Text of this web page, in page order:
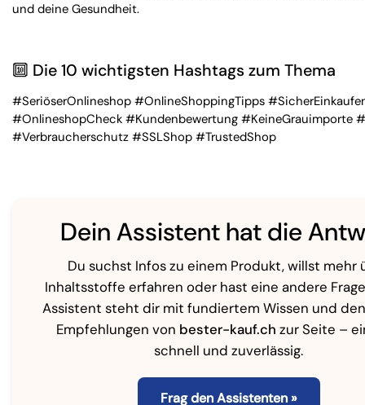
Dein Assistent hat die
Du suchst Infos zu einem Produkt, willst mehr
Inhaltsstoffe erfahren oder hast eine andere
Assistent steht dir mit fundiertem Wissen und
Empfehlungen von bester-kauf.ch zur Seite –
schnell und zuverlässig.
Frag den Assistenten »
und deine Gesundheit.
🔟 Die 10 wichtigsten Hashtags zum Thema
#SeriöserOnlineshop #OnlineShoppingTipps
#OnlineshopCheck #Kundenbewertung #KeineGrauimporte
#Verbraucherschutz #SSLShop #TrustedShop